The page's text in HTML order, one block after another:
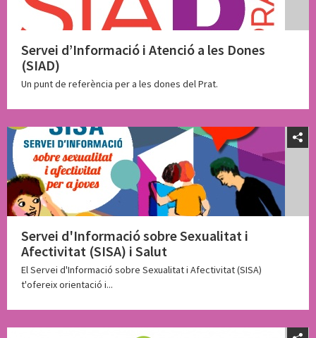
Servei d’Informació i Atenció a les Dones
(SIAD)
Un punt de referència per a les dones del Prat.
Servei d'Informació sobre Sexualitat i
Afectivitat (SISA) i Salut
El Servei d'Informació sobre Sexualitat i Afectivitat (SISA)
t'ofereix orientació i...